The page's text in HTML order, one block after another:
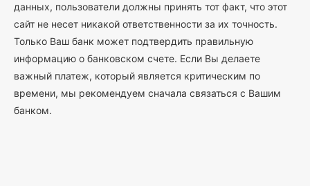
данных, пользователи должны принять тот факт, что этот
сайт не несет никакой ответственности за их точность.
Только Ваш банк может подтвердить правильную
информацию о банковском счете. Если Вы делаете
важный платеж, который является критическим по
времени, мы рекомендуем сначала связаться с Вашим
банком.